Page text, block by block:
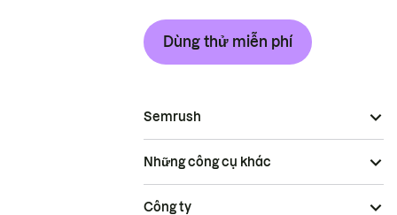
Dùng thử miễn phí
Semrush
Những công cụ khác
Công ty